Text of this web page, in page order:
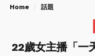
Home 話題
22歲女主播「一